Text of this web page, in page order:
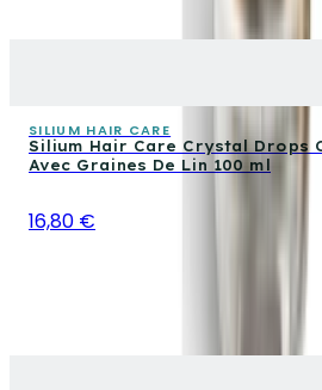
SILIUM HAIR CARE
Silium Hair Care Crystal Drops
Avec Graines De Lin 100 ml
16,80 €